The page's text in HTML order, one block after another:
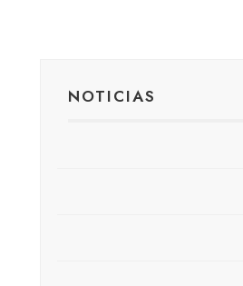
NOTICIAS